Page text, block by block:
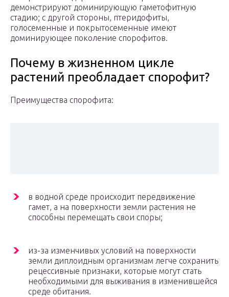
демонстрируют доминирующую гаметофитную
стадию; с другой стороны, птеридофиты,
голосеменные и покрытосеменные имеют
доминирующее поколение спорофитов.
Почему в жизненном цикле
растений преобладает спорофит?
Преимущества спорофита:
в водной среде происходит передвижение
гамет, а на поверхности земли растения не
способны перемещать свои споры;
из-за изменчивых условий на поверхности
земли диплоидным организмам легче сохранить
рецессивные признаки, которые могут стать
необходимыми для выживания в изменившейся
среде обитания.